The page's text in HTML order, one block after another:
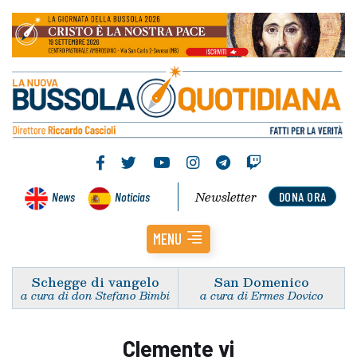
News Noticias DONA ORA
Newsletter
MENU
Schegge di vangelo
a cura di don Stefano Bimbi
San Domenico
a cura di Ermes Dovico
Clemente vi